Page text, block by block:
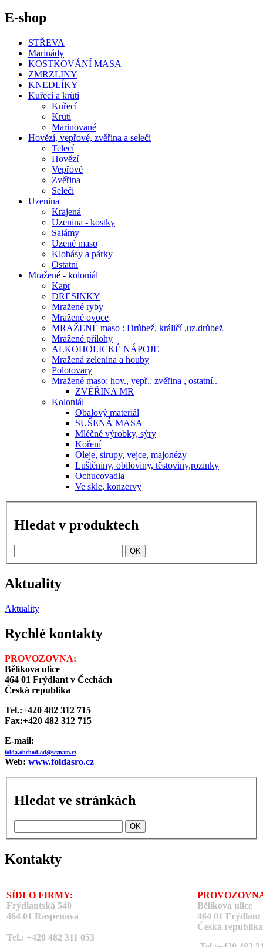
E-shop
STŘEVA
Marinády
KOSTKOVÁNÍ MASA
ZMRZLINY
KNEDLÍKY
Kuřecí a krůtí
Kuřecí
Krůtí
Marinované
Hovězí, vepřové, zvěřina a selečí
Telecí
Hovězí
Vepřové
Zvěřina
Selečí
Uzenina
Krajená
Uzenina - kostky
Salámy
Uzené maso
Klobásy a párky
Ostatní
Mražené - koloniál
Kapr
DRESINKY
Mražené ryby
Mražené ovoce
MRAŽENÉ maso : Drůbež, králičí ,uz.drůbež
Mražené přílohy
ALKOHOLICKÉ NÁPOJE
Mražená zelenina a houby
Polotovary
Mražené maso: hov., vepř., zvěřina , ostatní..
ZVĚŘINA MR
Koloniál
Obalový materiál
SUŠENÁ MASA
Mléčné výrobky, sýry
Koření
Oleje, sirupy, vejce, majonézy
Luštěniny, obiloviny, těstoviny,rozinky
Ochucovadla
Ve skle, konzervy
Hledat v produktech
Aktuality
Aktuality
Rychlé kontakty
PROVOZOVNA:
Bělíkova ulice
464 01 Frýdlant v Čechách
Česká republika
Tel.:+420 482 312 715
Fax:+420 482 312 715
E-mail:
folda.obchod.od@seznam.cz
Web: www.foldasro.cz
Hledat ve stránkách
Kontakty
SÍDLO FIRMY:
Frýdlantská 540
464 01 Raspenava
Tel.: +420 482 311 053
Bělíkova ulice
464 01 Frýdlant
Česká republika